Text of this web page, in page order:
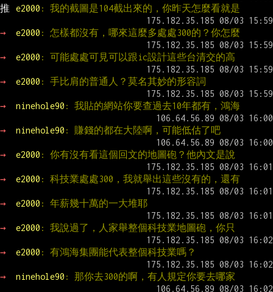
推 e2000 : 我的截圖是104截出來的，你昨天怎麼看就是
→ e2000 : 怎樣都沒有，哪來這麼多處處300的？你怎麼
→ e2000 : 可能處處可見可以跟ic設計這些台清交的高
→ e2000 : 手比肩的普通人？莫名其妙的形容詞
→ ninehole90 : 我貼的網站你要查過去10年都有，鴻海
→ ninehole90 : 賺錢的都在大陸啊，可能低估了吧
→ e2000 : 你有沒有看這個回文的地圖砲？他內文是說
→ e2000 : 科技業處處300，我就舉出這些沒有的，還有
→ e2000 : 年薪幾十萬的一大堆耶
→ e2000 : 我說過了，人家舉整個科技業地圖砲，你只
→ e2000 : 有鴻海集團能代表整個科技業嗎？
→ ninehole90 : 那你去300的啊，有人規定你要去哪家